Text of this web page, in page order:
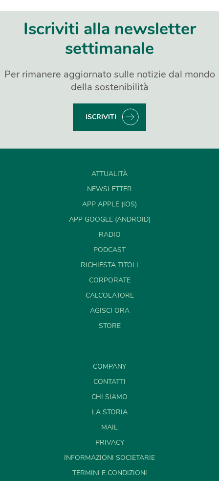
Iscriviti alla newsletter
settimanale
Per rimanere aggiornato sulle notizie dal mondo
della sostenibilità
ISCRIVITI
ATTUALITÀ
NEWSLETTER
APP APPLE (IOS)
APP GOOGLE (ANDROID)
RADIO
PODCAST
RICHIESTA TITOLI
CORPORATE
CALCOLATORE
AGISCI ORA
STORE
COMPANY
CONTATTI
CHI SIAMO
LA STORIA
MAIL
PRIVACY
INFORMAZIONI SOCIETARIE
TERMINI E CONDIZIONI